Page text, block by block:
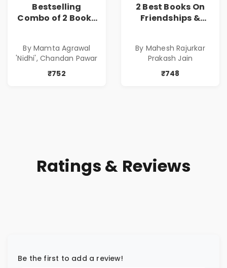
Bestselling
Combo of 2 Books
( सर्वोत्कृष्ट कादंबरी
आणि प्रभावशाली
कथांचा संच )
By Mamta Agrawal
'Nidhi', Chandan Pawar
₹752
2 Best Books On
Friendships &
of Power, Love &
Greed | Simplest
Way to Grow Your
By Mahesh Rajurkar
Prakash Jain
₹748
Ratings & Reviews
Be the first to add a review!